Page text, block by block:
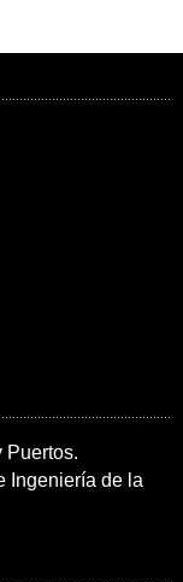
Puertos.
Ingeniería de la